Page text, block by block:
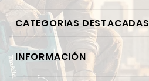
CATEGORIAS DESTACADAS
INFORMACIÓN